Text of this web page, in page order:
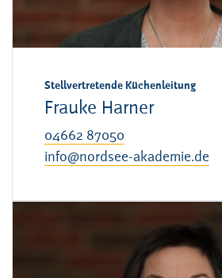
Stellvertretende Küchenleitung
Frauke Harner
04662 87050
info@nordsee-akademie.de